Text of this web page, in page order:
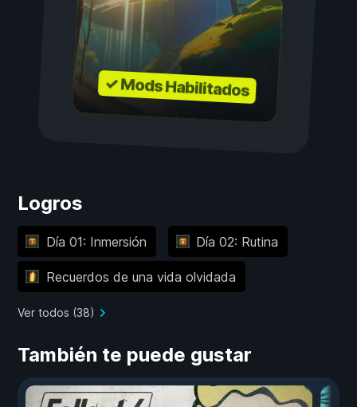
✓ Mods Habilitados
Logros
Día 01: Inmersión Día 02: Rutina
Recuerdos de una vida olvidada
Ver todos (38)
También te puede gustar